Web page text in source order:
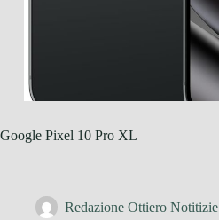
Google Pixel 10 Pro XL
Redazione Ottiero Notitizie